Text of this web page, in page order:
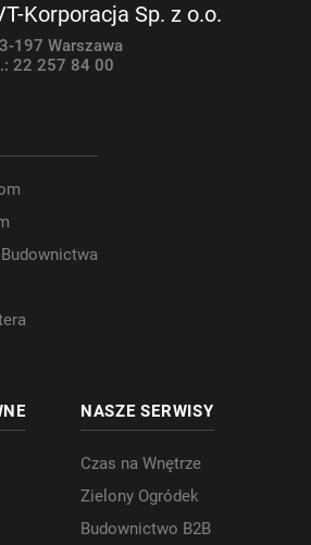
Korporacja Sp. z o.o.
197 Warszawa
22 257 84 00
NASZE SERWISY
Czas na Wnętrze
Zielony Ogródek
Budownictwo B2B